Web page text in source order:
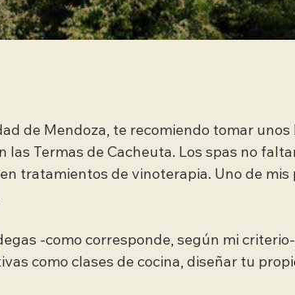
de Mendoza, te recomiendo tomar
las Termas de Cacheuta. Los spas no
tratamientos de vinoterapia. Uno de
-como corresponde, según mi
como clases de cocina, diseñar tu